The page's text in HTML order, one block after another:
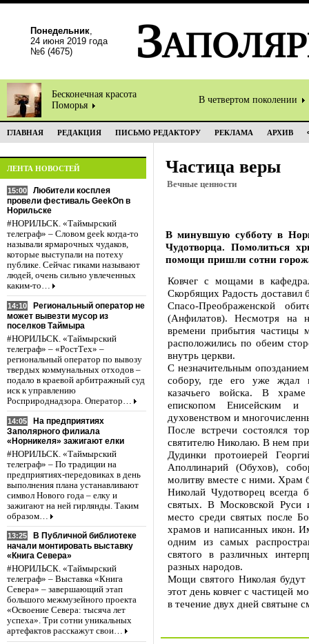
Понедельник,
24 июня 2019 года
№6 (4675)
Бесконечная красота
Поморья
В четвертом поколении
ГЛАВНАЯ РЕДАКЦИЯ ПИСЬМО РЕДАКТОРУ РЕКЛАМА АРХИВ
ЛЕНТА НОВОСТЕЙ
15:00
Любители косплея
провели фестиваль GeekOn в
Норильске
#НОРИЛЬСК. «Таймырский
телеграф» – Словом geek когда-то
называли ярмарочных чудаков,
которые выступали на потеху
публике. Сейчас гиками называют
людей, очень сильно увлеченных
каким-то…
14:10
Региональный оператор не
может вывезти мусор из
поселков Таймыра
#НОРИЛЬСК. «Таймырский
телеграф» – «РостТех» –
региональный оператор по вывозу
твердых коммунальных отходов –
подало в краевой арбитражный суд
иск к управлению
Росприроднадзора. Оператор…
14:05
На предприятиях
Заполярного филиала
«Норникеля» зажигают елки
#НОРИЛЬСК. «Таймырский
телеграф» – По традиции на
предприятиях-передовиках в день
выполнения плана устанавливают
символ Нового года – елку и
зажигают на ней гирлянды. Таким
образом…
13:25
В Публичной библиотеке
начали монтировать выставку
«Книга Севера»
#НОРИЛЬСК. «Таймырский
телеграф» – Выставка «Книга
Севера» – завершающий этап
большого межмузейного проекта
«Освоение Севера: тысяча лет
успеха». Три сотни уникальных
артефактов расскажут свои…
Частица веры
Вечные ценности
В минувшую субботу в
Чудотворца. Помолиться
помощи пришли сотни
Ковчег с мощами в
Скорбящих Радость доставил
Спасо-Преображенской
(Анфилатов). Несмотря на
времени прибытия
расположились по обеим
внутрь церкви.
С незначительным
собору, где его уже ждал
казачьего войска. В
епископом Енисейским и
духовенством и
После встречи состоялся
святителю Николаю. В нем
Дудинки протоиерей
Аполлинарий (Обухов),
молитву вместе с ними. Храм
Николай Чудотворец
святых. В Московской Руси
место среди святых после
храмов и написанных икон.
одним из самых
святого в различных
разных народов.
Мощи святого Николая
этот день ковчег с частицей
в течение двух дней святыне